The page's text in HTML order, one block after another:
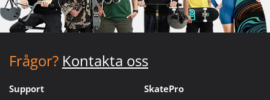
Frågor? Kontakta oss
Support SkatePro